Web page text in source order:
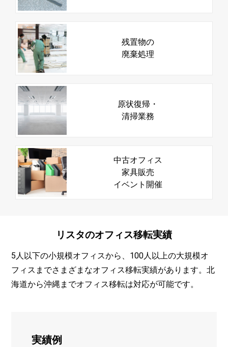
残置物の
廃棄処理
原状復帰・
清掃業務
中古オフィス
家具販売
イベント開催
リスタのオフィス移転実績
5人以下の小規模オフィスから、100人以上の大規模オ
フィスまでさまざまなオフィス移転実績があります。北
海道から沖縄までオフィス移転は対応が可能です。
実績例